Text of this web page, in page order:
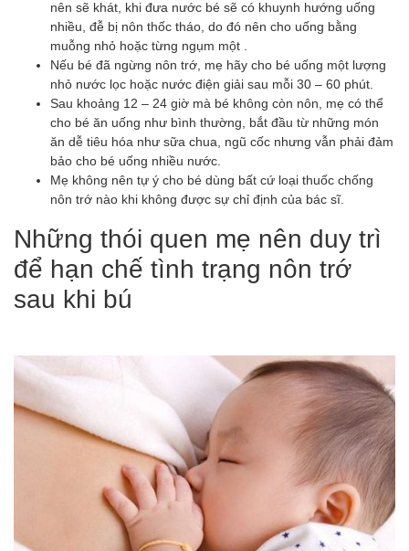
nên sẽ khát, khi đưa nước bé sẽ có khuynh hướng uống
nhiều, đễ bị nôn thốc tháo, do đó nên cho uống bằng
muỗng nhỏ hoặc từng ngụm một .
Nếu bé đã ngừng nôn trớ, mẹ hãy cho bé uống một lượng
nhỏ nước lọc hoặc nước điện giải sau mỗi 30 – 60 phút.
Sau khoảng 12 – 24 giờ mà bé không còn nôn, mẹ có thể
cho bé ăn uống như bình thường, bắt đầu từ những món
ăn dễ tiêu hóa như sữa chua, ngũ cốc nhưng vẫn phải đảm
bảo cho bé uống nhiều nước.
Mẹ không nên tự ý cho bé dùng bất cứ loại thuốc chống
nôn trớ nào khi không được sự chỉ định của bác sĩ.
Những thói quen mẹ nên duy trì
để hạn chế tình trạng nôn trớ
sau khi bú